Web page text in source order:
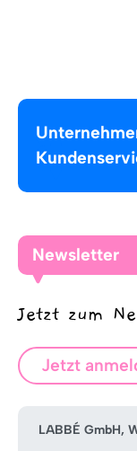
Newsletter
Jetzt zum
Jetzt
LABBÉ GmbH,